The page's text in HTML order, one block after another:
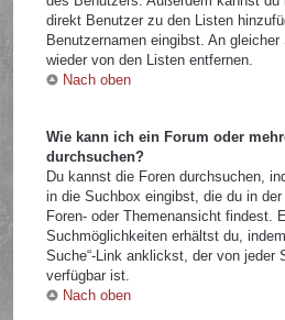
direkt Benutzer zu den Listen
Benutzernamen eingibst. An
wieder von den Listen entfernen.
Nach oben
Wie kann ich ein Forum oder
durchsuchen?
Du kannst die Foren durchsuchen,
in die Suchbox eingibst, die du in
Foren- oder Themenansicht findest.
Suchmöglichkeiten erhältst du,
Suche“-Link anklickst, der von jeder
verfügbar ist.
Nach oben